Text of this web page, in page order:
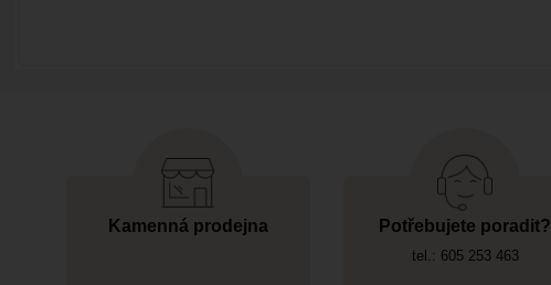
Kamenná prodejna Potřebujete poradit?
tel.: 605 253 463